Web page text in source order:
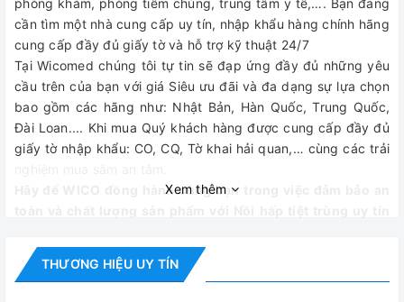
phòng khám, phòng tiêm chủng, trung tâm y tế,…. Bạn đang
cần tìm một nhà cung cấp uy tín, nhập khẩu hàng chính hãng
cung cấp đầy đủ giấy tờ và hỗ trợ kỹ thuật 24/7
Tại Wicomed chúng tôi tự tin sẽ đạp ứng đầy đủ những yêu
cầu trên của bạn với giá Siêu ưu đãi và đa dạng sự lựa chọn
bao gồm các hãng như: Nhật Bản, Hàn Quốc, Trung Quốc,
Đài Loan.... Khi mua Quý khách hàng được cung cấp đầy đủ
giấy tờ nhập khẩu: CO, CQ, Tờ khai hải quan,… cùng các trải
Hãy để WICO đồng hành cùng bạn trong việc đảm bảo an
CÔNG TY TNHH THIẾT BỊ VÀ CÔNG NGHỆ WICO
WICOMED - THIẾT BỊ Y TẾ TOÀN DIỆN
Xem thêm
THƯƠNG HIỆU UY TÍN